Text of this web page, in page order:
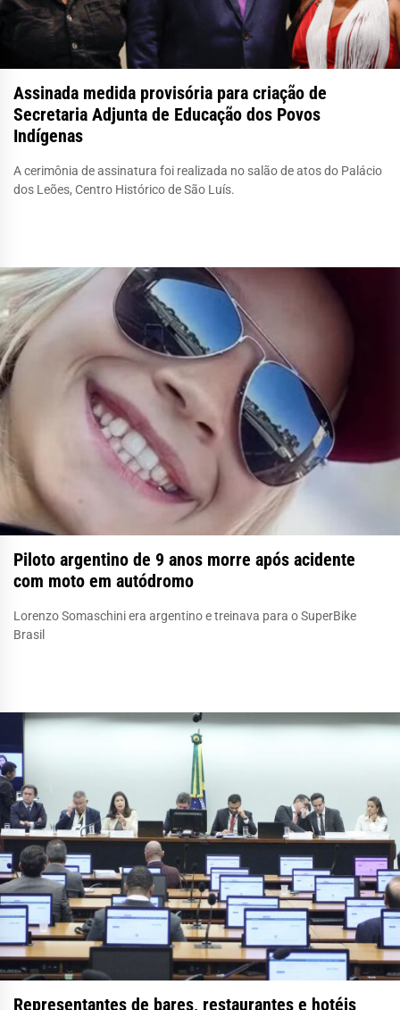
Assinada medida provisória para criação de
Secretaria Adjunta de Educação dos Povos
Indígenas
A cerimônia de assinatura foi realizada no salão de atos do Palácio
dos Leões, Centro Histórico de São Luís.
Piloto argentino de 9 anos morre após acidente
com moto em autódromo
Lorenzo Somaschini era argentino e treinava para o SuperBike
Brasil
Representantes de bares, restaurantes e hotéis